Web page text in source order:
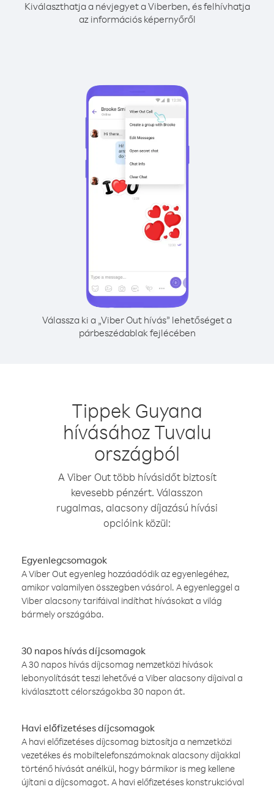
Kiválaszthatja a névjegyet a Viberben, és felhívhatja
az információs képernyőről
Válassza ki a „Viber Out hívás” lehetőséget a
párbeszédablak fejlécében
Tippek Guyana
hívásához Tuvalu
országból
A Viber Out több hívásidőt biztosít
kevesebb pénzért. Válasszon
rugalmas, alacsony díjazású hívási
opcióink közül:
Egyenlegcsomagok
A Viber Out egyenleg hozzáadódik az egyenlegéhez,
amikor valamilyen összegben vásárol. A egyenleggel a
Viber alacsony tarifáival indíthat hívásokat a világ
bármely országába.
30 napos hívás díjcsomagok
A 30 napos hívás díjcsomag nemzetközi hívások
lebonyolítását teszi lehetővé a Viber alacsony díjaival a
kiválasztott célországokba 30 napon át.
Havi előfizetéses díjcsomagok
A havi előfizetéses díjcsomag biztosítja a nemzetközi
vezetékes és mobiltelefonszámoknak alacsony díjakkal
történő hívását anélkül, hogy bármikor is meg kellene
újítani a díjcsomagot. A havi előfizetéses konstrukcióval